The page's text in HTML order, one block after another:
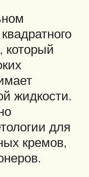
который
жидкости.
для
кремов,